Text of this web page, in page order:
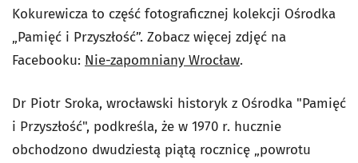
Kokurewicza to część fotograficznej kolekcji Ośrodka
„Pamięć i Przyszłość”. Zobacz więcej zdjęć na
Facebooku: Nie-zapomniany Wrocław.
Dr Piotr Sroka, wrocławski historyk z Ośrodka "Pamięć
i Przyszłość", podkreśla, że w 1970 r. hucznie
obchodzono dwudziestą piątą rocznicę „powrotu